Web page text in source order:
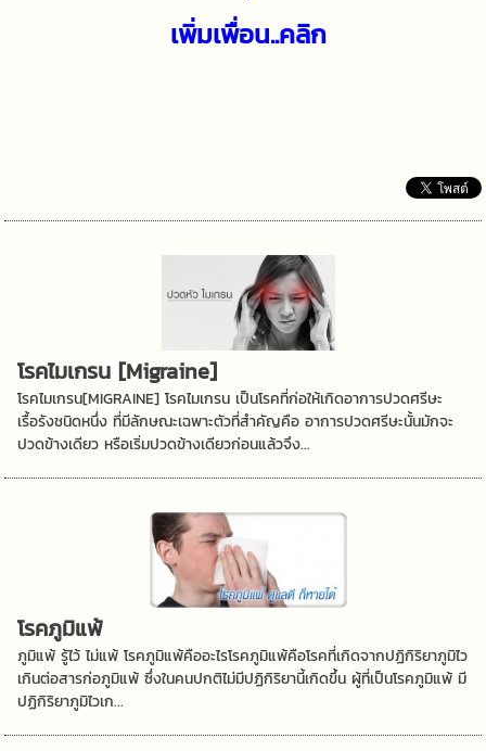
เพิ่มเพื่อน..คลิก
โรคไมเกรน [Migraine]
โรคไมเกรน[MIGRAINE] โรคไมเกรน เป็นโรคที่ก่อให้เกิดอาการปวดศรีษะ
เรื้อรังชนิดหนึ่ง ที่มีลักษณะเฉพาะตัวที่สำคัญคือ อาการปวดศรีษะนั้นมักจะ
ปวดข้างเดียว หรือเริ่มปวดข้างเดียวก่อนแล้วจึง...
โรคภูมิแพ้
ภูมิแพ้ รู้ไว้ ไม่แพ้ โรคภูมิแพ้คืออะไรโรคภูมิแพ้คือโรคที่เกิดจากปฏิกิริยาภูมิไว
เกินต่อสารก่อภูมิแพ้ ซึ่งในคนปกติไม่มีปฏิกิริยานี้เกิดขึ้น ผู้ที่เป็นโรคภูมิแพ้ มี
ปฏิกิริยาภูมิไวเก...